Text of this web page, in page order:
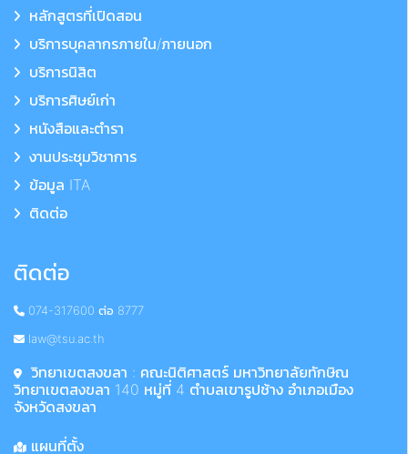
หลักสูตรที่เปิดสอน
บริการบุคลากรภายใน/ภายนอก
บริการนิสิต
บริการศิษย์เก่า
หนังสือและตำรา
งานประชุมวิชาการ
ข้อมูล ITA
ติดต่อ
ติดต่อ
074-317600 ต่อ 8777
law@tsu.ac.th
วิทยาเขตสงขลา : คณะนิติศาสตร์ มหาวิทยาลัยทักษิณ
วิทยาเขตสงขลา 140 หมู่ที่ 4 ตำบลเขารูปช้าง อำเภอเมือง
จังหวัดสงขลา
แผนที่ตั้ง